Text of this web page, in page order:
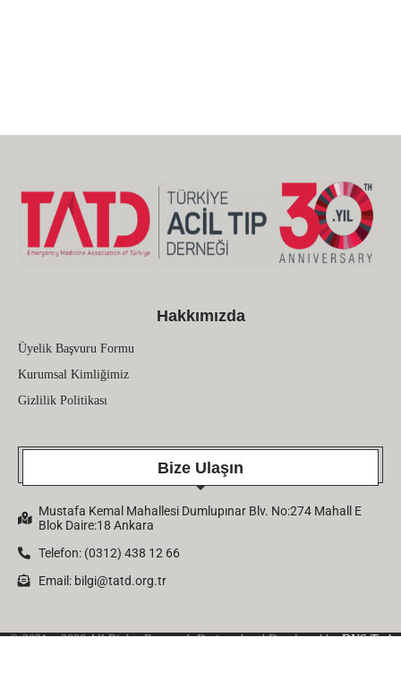
Hakkımızda
Üyelik Başvuru Formu
Kurumsal Kimliğimiz
Gizlilik Politikası
Bize Ulaşın
Mustafa Kemal Mahallesi Dumlupınar Blv. No:274 Mahall E
Blok Daire:18 Ankara
Telefon: (0312) 438 12 66
Email: bilgi@tatd.org.tr
© 2021 – 2026 All Rights Reserved. Designed and Developed byDNS Tech